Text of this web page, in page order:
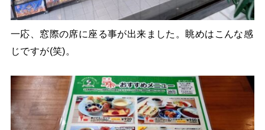
一応、窓際の席に座る事が出来ました。眺めはこんな感
じですが(笑)。